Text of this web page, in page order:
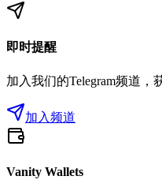
即时提醒
加入我们的Telegram频道
加入频道
Vanity Wallets